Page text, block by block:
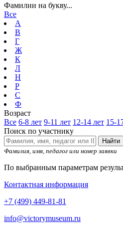
Фамилии на букву...
Все
А
В
Г
Ж
К
Л
Н
Р
С
Ф
Возраст
Все 6-8 лет 9-11 лет 12-14 лет 15-
Поиск по участнику
Найти
Фамилия, имя, педагог или номер заявки
По выбранным параметрам
Контактная информация
+7 (499) 449-81-81
info@victorymuseum.ru